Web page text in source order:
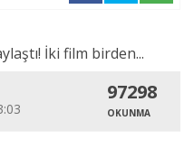
97298
OKUNMA